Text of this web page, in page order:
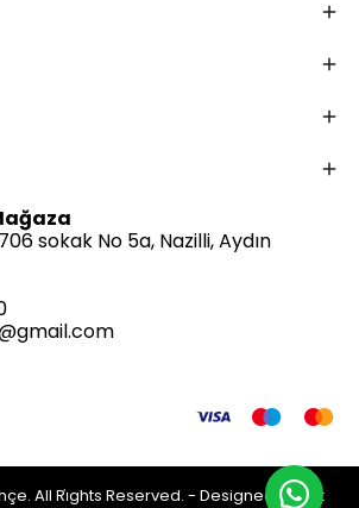
sokak No 5a, Nazilli, Aydın
All Ri̇ghts Reserved. - Designed byJet